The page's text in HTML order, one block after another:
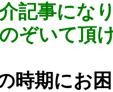
記事にな
ぞいて頂
時期にお